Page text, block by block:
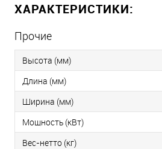
ХАРАКТЕРИСТИКИ:
Прочие
Высота (мм)
Длина (мм)
Ширина (мм)
Мощность (кВт)
Вес-нетто (кг)